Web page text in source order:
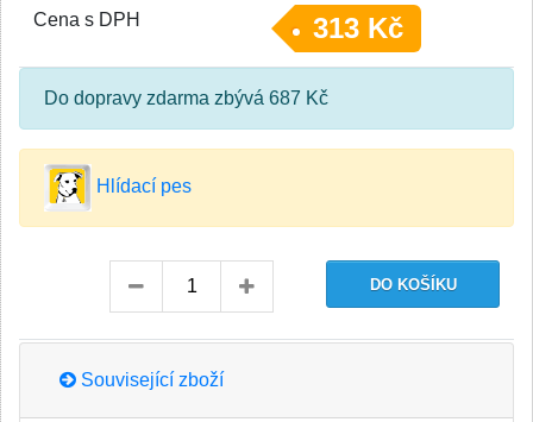
Cena s DPH 313 Kč
Do dopravy zdarma zbývá 687 Kč
Hlídací pes
Související zboží